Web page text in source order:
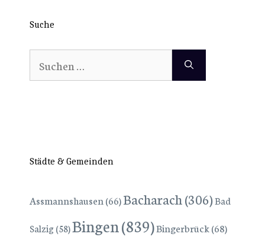
Suche
Suchen
nach:
Städte & Gemeinden
Assmannshausen (66)Bacharach(306)Bad
Salzig(58)Bingen(839)Bingerbrück(68)